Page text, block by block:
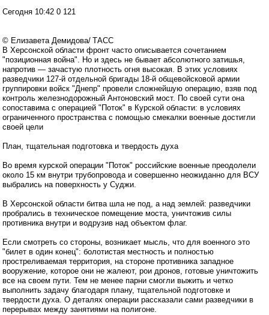
Сегодня 10:42 0 121
© Елизавета Демидова/ ТАСС
В Херсонской области фронт часто описывается сочетанием
"позиционная война". Но и здесь не бывает абсолютного затишья,
напротив — зачастую плотность огня высокая. В этих условиях
разведчики 127-й отдельной бригады 18-й общевойсковой армии
группировки войск "Днепр" провели сложнейшую операцию, взяв под
контроль железнодорожный Антоновский мост. По своей сути она
сопоставима с операцией "Поток" в Курской области: в условиях
ограниченного пространства с помощью смекалки военные достигли
своей цели
План, тщательная подготовка и твердость духа
Во время курской операции "Поток" российские военные преодолели
около 15 км внутри трубопровода и совершенно неожиданно для ВСУ
выбрались на поверхность у Суджи.
В Херсонской области битва шла не под, а над землей: разведчики
пробрались в техническое помещение моста, уничтожив силы
противника внутри и водрузив над объектом флаг.
Если смотреть со стороны, возникает мысль, что для военного это
"билет в один конец": болотистая местность и полностью
простреливаемая территория, на стороне противника западное
вооружение, которое они не жалеют, рои дронов, готовые уничтожить
все на своем пути. Тем не менее парни смогли выжить и четко
выполнить задачу благодаря плану, тщательной подготовке и
твердости духа. О деталях операции рассказали сами разведчики в
перерывах между занятиями на полигоне.